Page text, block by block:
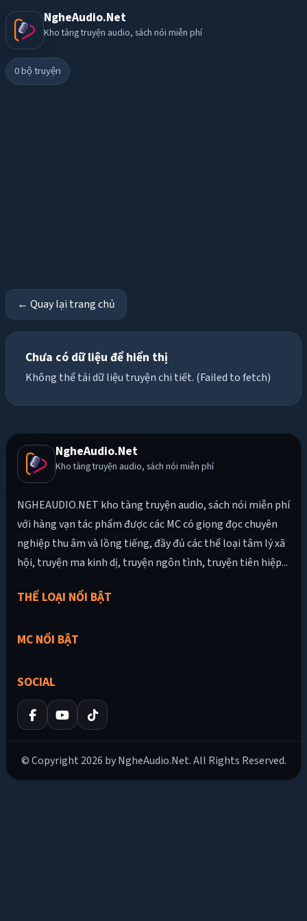
NgheAudio.Net
Kho tàng truyện audio, sách nói miễn phí
0bộ truyện
← Quay lại trang chủ
Chưa có dữ liệu để hiển thị
Không thể tải dữ liệu truyện chi tiết. (Failed to fetch)
NgheAudio.Net
Kho tàng truyện audio, sách nói miễn phí
NGHEAUDIO.NET kho tàng truyện audio, sách nói miễn phí
với hàng vạn tác phẩm được các MC có giọng đọc chuyên
nghiệp thu âm và lồng tiếng, đầy đủ các thể loại tâm lý xã
hội, truyện ma kinh dị, truyện ngôn tình, truyện tiên hiệp...
THỂ LOẠI NỔI BẬT
MC NỔI BẬT
SOCIAL
© Copyright 2026 by NgheAudio.Net. All Rights Reserved.